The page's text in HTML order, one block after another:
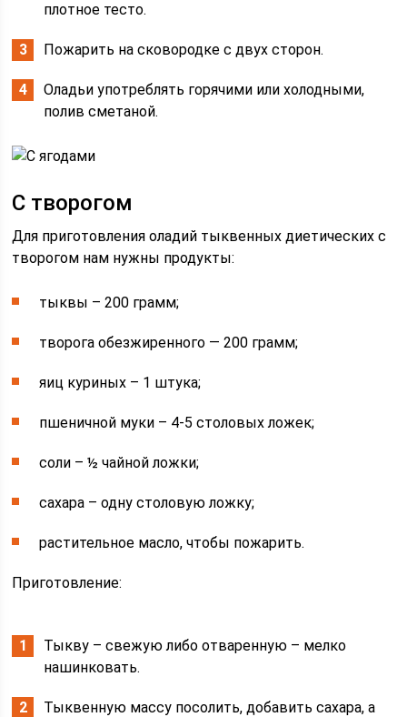
плотное тесто.
Пожарить на сковородке с двух сторон.
Оладьи употреблять горячими или холодными,
полив сметаной.
С творогом
Для приготовления оладий тыквенных диетических с
творогом нам нужны продукты:
тыквы – 200 грамм;
творога обезжиренного — 200 грамм;
яиц куриных – 1 штука;
пшеничной муки – 4-5 столовых ложек;
соли – ½ чайной ложки;
сахара – одну столовую ложку;
растительное масло, чтобы пожарить.
Приготовление:
Тыкву – свежую либо отваренную – мелко
нашинковать.
Тыквенную массу посолить, добавить сахара, а